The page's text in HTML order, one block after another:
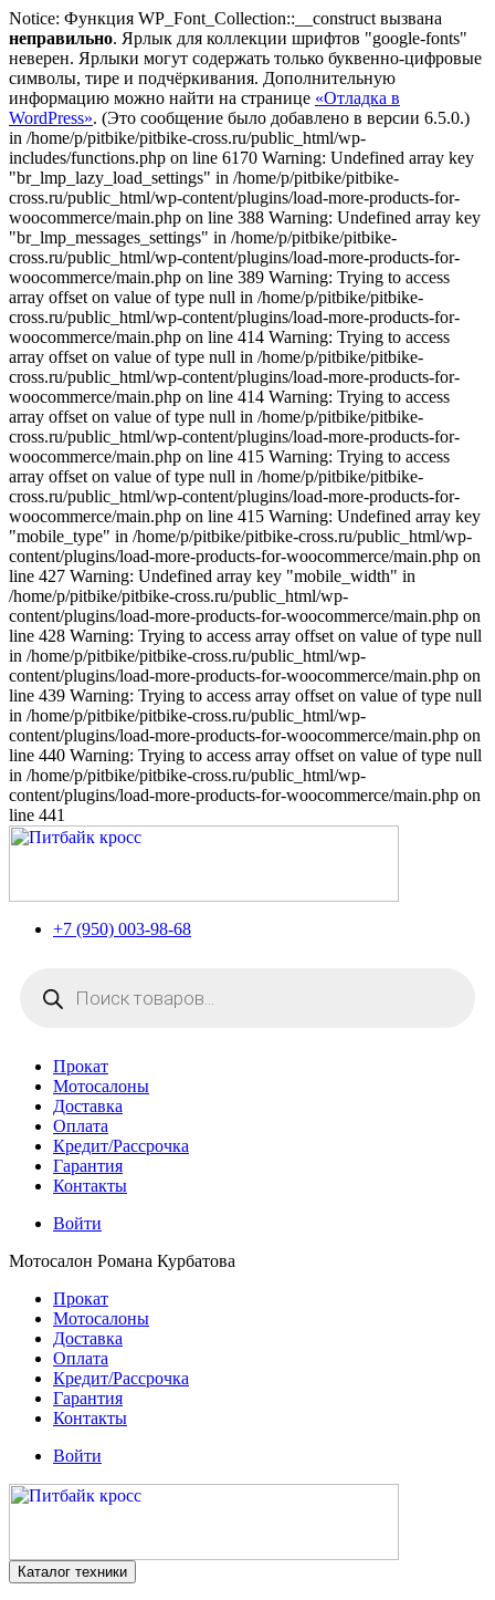
Notice: Функция WP_Font_Collection::__construct вызвана
неправильно. Ярлык для коллекции шрифтов "google-fonts"
неверен. Ярлыки могут содержать только буквенно-цифровые
символы, тире и подчёркивания. Дополнительную
информацию можно найти на странице «Отладка в
WordPress». (Это сообщение было добавлено в версии 6.5.0.)
in /home/p/pitbike/pitbike-cross.ru/public_html/wp-
includes/functions.php on line 6170 Warning: Undefined array key
"br_lmp_lazy_load_settings" in /home/p/pitbike/pitbike-
cross.ru/public_html/wp-content/plugins/load-more-products-for-
woocommerce/main.php on line 388 Warning: Undefined array key
"br_lmp_messages_settings" in /home/p/pitbike/pitbike-
cross.ru/public_html/wp-content/plugins/load-more-products-for-
woocommerce/main.php on line 389 Warning: Trying to access
array offset on value of type null in /home/p/pitbike/pitbike-
cross.ru/public_html/wp-content/plugins/load-more-products-for-
woocommerce/main.php on line 414 Warning: Trying to access
array offset on value of type null in /home/p/pitbike/pitbike-
cross.ru/public_html/wp-content/plugins/load-more-products-for-
woocommerce/main.php on line 414 Warning: Trying to access
array offset on value of type null in /home/p/pitbike/pitbike-
cross.ru/public_html/wp-content/plugins/load-more-products-for-
woocommerce/main.php on line 415 Warning: Trying to access
array offset on value of type null in /home/p/pitbike/pitbike-
cross.ru/public_html/wp-content/plugins/load-more-products-for-
woocommerce/main.php on line 415 Warning: Undefined array key
"mobile_type" in /home/p/pitbike/pitbike-cross.ru/public_html/wp-
content/plugins/load-more-products-for-woocommerce/main.php on
line 427 Warning: Undefined array key "mobile_width" in
/home/p/pitbike/pitbike-cross.ru/public_html/wp-
content/plugins/load-more-products-for-woocommerce/main.php on
line 428 Warning: Trying to access array offset on value of type null
in /home/p/pitbike/pitbike-cross.ru/public_html/wp-
content/plugins/load-more-products-for-woocommerce/main.php on
line 439 Warning: Trying to access array offset on value of type null
in /home/p/pitbike/pitbike-cross.ru/public_html/wp-
content/plugins/load-more-products-for-woocommerce/main.php on
line 440 Warning: Trying to access array offset on value of type null
in /home/p/pitbike/pitbike-cross.ru/public_html/wp-
content/plugins/load-more-products-for-woocommerce/main.php on
line 441
+7 (950) 003-98-68
товаров
Прокат
Мотосалоны
Доставка
Оплата
Кредит/Рассрочка
Гарантия
Контакты
Войти
Мотосалон Романа Курбатова
Прокат
Мотосалоны
Доставка
Оплата
Кредит/Рассрочка
Гарантия
Контакты
Войти
Каталог техники